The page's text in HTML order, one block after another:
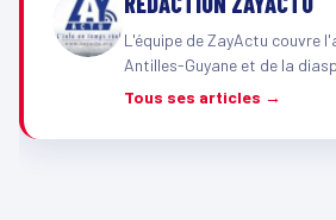
L'équipe de ZayActu couvre
Antilles-Guyane et de la
Tous ses articles →